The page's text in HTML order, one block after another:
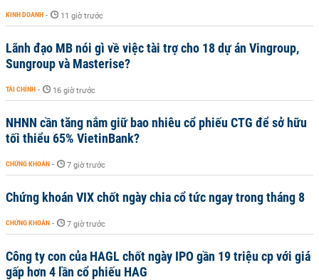
KINH DOANH - 11 giờ trước
Lãnh đạo MB nói gì về việc tài trợ cho 18 dự án Vingroup,
Sungroup và Masterise?
TÀI CHÍNH - 16 giờ trước
NHNN cần tăng nắm giữ bao nhiêu cổ phiếu CTG để sở hữu
tối thiểu 65% VietinBank?
CHỨNG KHOÁN - 7 giờ trước
Chứng khoán VIX chốt ngày chia cổ tức ngay trong tháng 8
CHỨNG KHOÁN - 7 giờ trước
Công ty con của HAGL chốt ngày IPO gần 19 triệu cp với giá
gấp hơn 4 lần cổ phiếu HAG